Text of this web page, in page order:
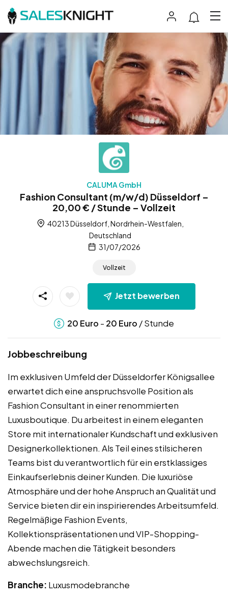
CALUMA GmbH
Fashion Consultant (m/w/d) Düsseldorf –
20,00 € / Stunde – Vollzeit
40213 Düsseldorf, Nordrhein-Westfalen,
Deutschland
31/07/2026
Vollzeit
Jetzt bewerben
20 Euro - 20 Euro / Stunde
Jobbeschreibung
Im exklusiven Umfeld der Düsseldorfer Königsallee
erwartet dich eine anspruchsvolle Position als
Fashion Consultant in einer renommierten
Luxusboutique. Du arbeitest in einem eleganten
Store mit internationaler Kundschaft und exklusiven
Designerkollektionen. Als Teil eines stilsicheren
Teams bist du verantwortlich für ein erstklassiges
Einkaufserlebnis deiner Kunden. Die luxuriöse
Atmosphäre und der hohe Anspruch an Qualität und
Service bieten dir ein inspirierendes Arbeitsumfeld.
Regelmäßige Fashion Events,
Kollektionspräsentationen und VIP-Shopping-
Abende machen die Tätigkeit besonders
abwechslungsreich.
Branche: Luxusmodebranche